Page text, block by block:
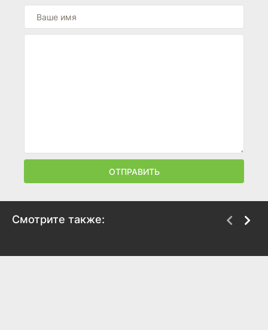
ОТПРАВИТЬ
Смотрите также: